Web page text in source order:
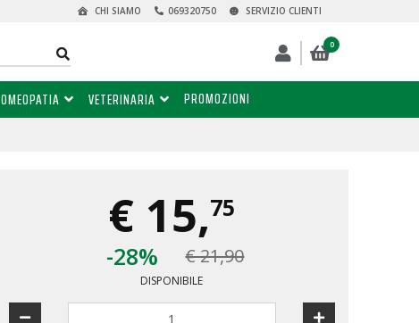
SERVIZIO CLIENTI
069320750
CHI SIAMO
0
OMEOPATIA VETERINARIA PROMOZIONI
€ 15,75
-28%
€ 21,90
DISPONIBILE